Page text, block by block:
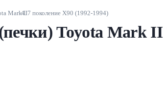
Mark II7 поколение X90 (1992-1994)
Toyota Mark